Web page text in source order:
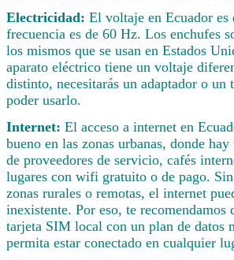
Electricidad: El voltaje en Ecuador
frecuencia es de 60 Hz. Los enchufes
los mismos que se usan en Estados
aparato eléctrico tiene un voltaje
distinto, necesitarás un adaptador o un
poder usarlo.
Internet: El acceso a internet en
bueno en las zonas urbanas, donde
de proveedores de servicio, cafés
lugares con wifi gratuito o de pago.
zonas rurales o remotas, el internet
inexistente. Por eso, te recomendamos
tarjeta SIM local con un plan de datos
permita estar conectado en cualquier